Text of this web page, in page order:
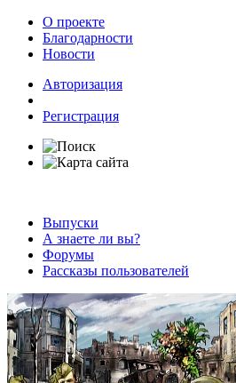
О проекте
Благодарности
Новости
Авторизация
Регистрация
Выпуски
А знаете ли вы?
Форумы
Рассказы пользователей